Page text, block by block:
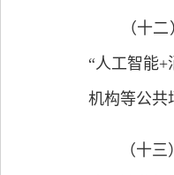
（十二）
“人工智能
机构等公共
（十三）